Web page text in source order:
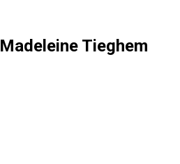
Madeleine Tieghem